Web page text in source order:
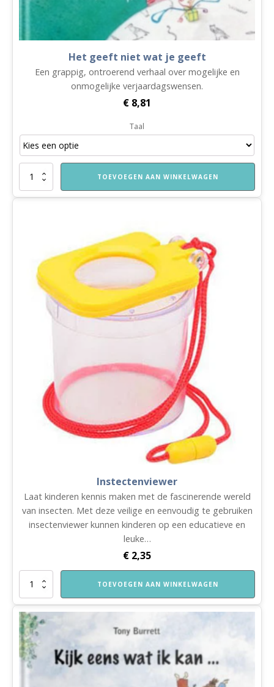
Het geeft niet wat je geeft
Een grappig, ontroerend verhaal over mogelijke en
onmogelijke verjaardagswensen.
€ 8,81
Taal
Het
niet
TOEVOEGEN AAN WINKELWAGEN
Instectenviewer
Laat kinderen kennis maken met de fascinerende wereld
van insecten. Met deze veilige en eenvoudig te gebruiken
insectenviewer kunnen kinderen op een educatieve en
leuke…
€ 2,35
Instectenviewer
TOEVOEGEN AAN WINKELWAGEN